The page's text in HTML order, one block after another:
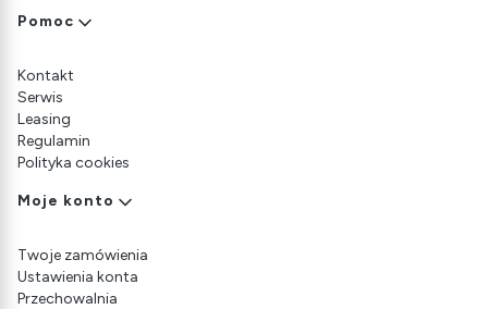
Linki w stopce
Pomoc
Kontakt
Serwis
Leasing
Regulamin
Polityka cookies
Moje konto
Twoje zamówienia
Ustawienia konta
Przechowalnia